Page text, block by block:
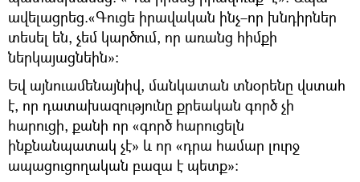
ավելացրեց.«Գուցե իրավական ինչ–որ խնդիրներ
տեսել են, չեմ կարծում, որ առանց հիմքի
ներկայացնեին»:
Եվ այնուամենայնիվ, մանկատան տնօրենը վստահ
է, որ դատախազությունը քրեական գործ չի
հարուցի, քանի որ «գործ հարուցելն
ինքնանպատակ չէ» և որ «դրա համար լուրջ
ապացուցողական բազա է պետք»։